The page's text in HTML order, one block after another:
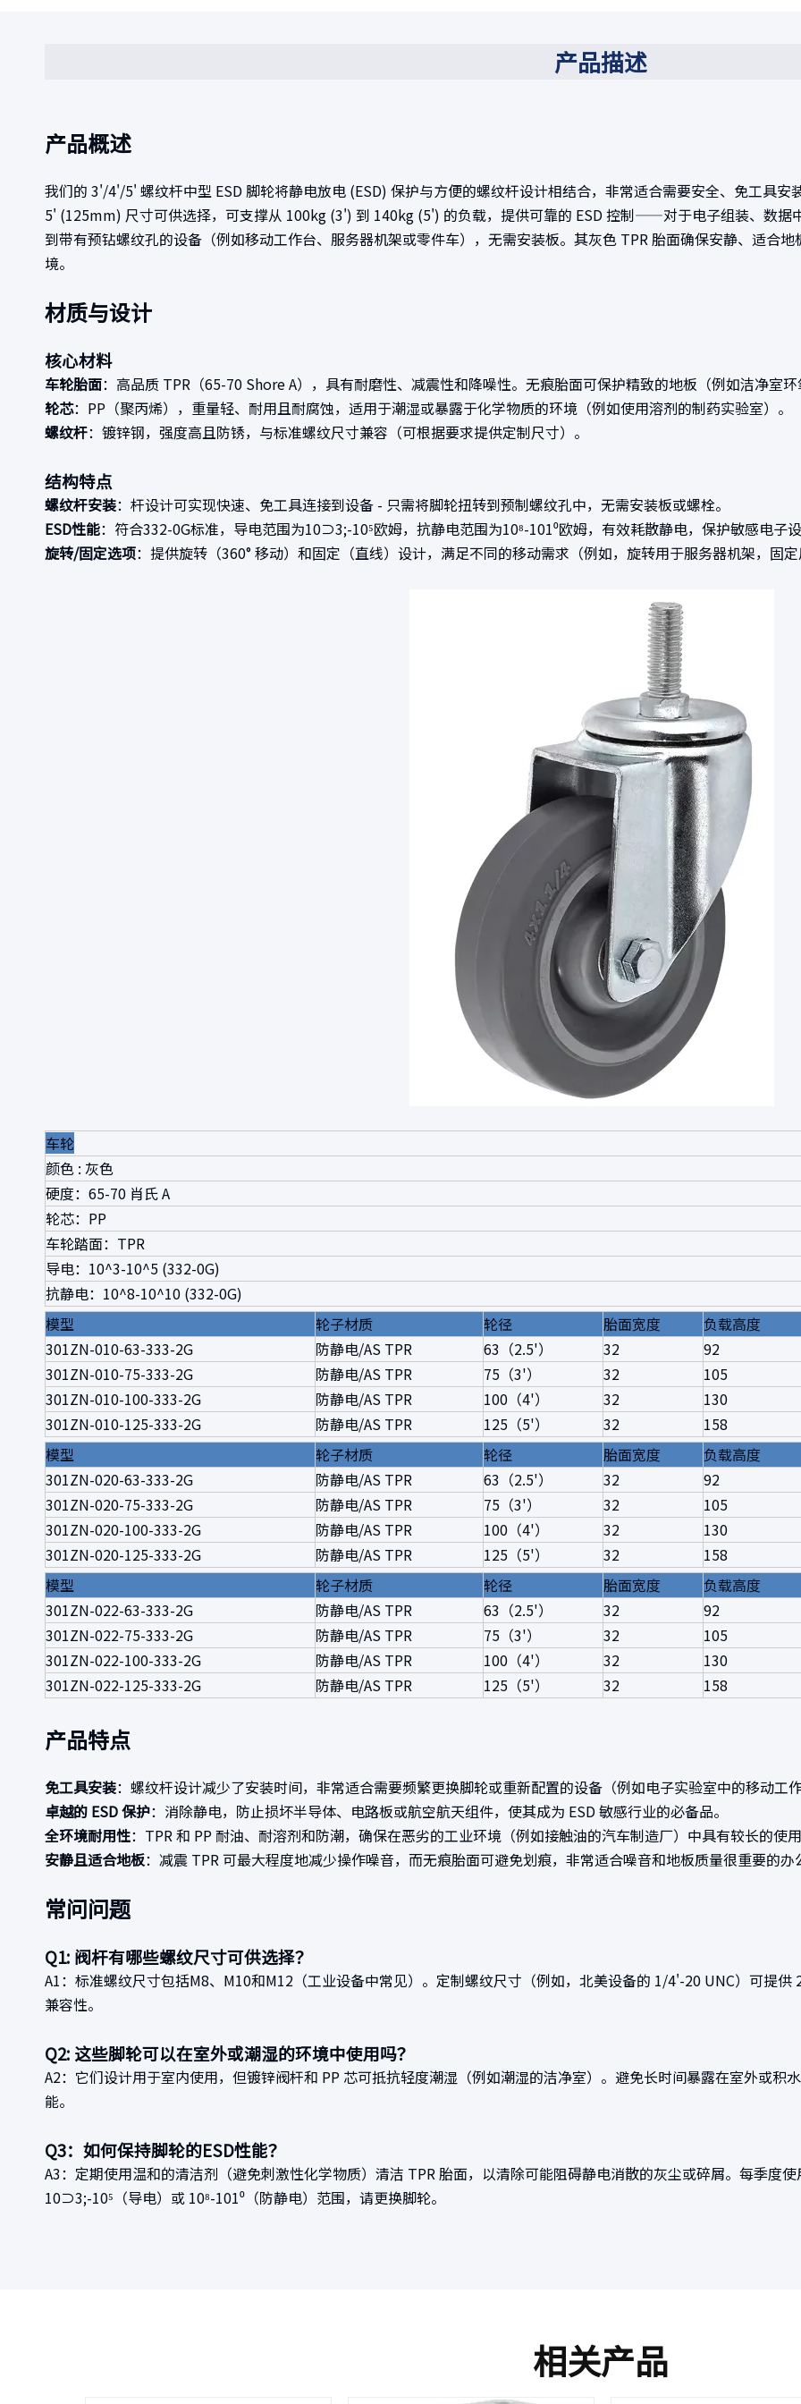
产品描述
产品概述
我们的 3'/4'/5' 螺纹杆中型 ESD 脚轮将静电放电 (ESD) 保护与方便的螺纹杆设计相结合，非常适合需要安全、免工具
5' (125mm) 尺寸可供选择，可支撑从 100kg (3') 到 140kg (5') 的负载，提供可靠的 ESD 控制——对于电子组装、数据
到带有预钻螺纹孔的设备（例如移动工作台、服务器机架或零件车），无需安装板。其灰色 TPR 胎面确保安静、适合
境。
材质与设计
核心材料
车轮胎面：高品质 TPR（65-70 Shore A），具有耐磨性、减震性和降噪性。无痕胎面可保护精致的地板（例如洁净室环
轮芯：PP（聚丙烯），重量轻、耐用且耐腐蚀，适用于潮湿或暴露于化学物质的环境（例如使用溶剂的制药实验室）。
螺纹杆：镀锌钢，强度高且防锈，与标准螺纹尺寸兼容（可根据要求提供定制尺寸）。
结构特点
螺纹杆安装：杆设计可实现快速、免工具连接到设备 - 只需将脚轮扭转到预制螺纹孔中，无需安装板或螺栓。
ESD性能：符合332-0G标准，导电范围为10⊃3;-10⁵欧姆，抗静电范围为10⁸-101⁰欧姆，有效耗散静电，保护敏感电子设
旋转/固定选项：提供旋转（360° 移动）和固定（直线）设计，满足不同的移动需求（例如，旋转用于服务器机架，固定
车轮
颜色 : 灰色
硬度：65-70 肖氏 A
轮芯：PP
车轮踏面：TPR
导电：10^3-10^5 (332-0G)
抗静电：10^8-10^10 (332-0G)
模型
轮子材质 轮径 胎面宽度 负载高度
301ZN-010-63-333-2G
防静电/AS TPR 63（2.5'） 32 92
301ZN-010-75-333-2G
防静电/AS TPR 75（3'） 32 105
301ZN-010-100-333-2G
防静电/AS TPR 100（4'） 32 130
301ZN-010-125-333-2G
防静电/AS TPR 125（5'） 32 158
模型
轮子材质 轮径 胎面宽度 负载高度
301ZN-020-63-333-2G
防静电/AS TPR 63（2.5'） 32 92
301ZN-020-75-333-2G
防静电/AS TPR 75（3'） 32 105
301ZN-020-100-333-2G
防静电/AS TPR 100（4'） 32 130
301ZN-020-125-333-2G
防静电/AS TPR 125（5'） 32 158
模型
轮子材质 轮径 胎面宽度 负载高度
301ZN-022-63-333-2G
防静电/AS TPR 63（2.5'） 32 92
301ZN-022-75-333-2G
防静电/AS TPR 75（3'） 32 105
301ZN-022-100-333-2G
防静电/AS TPR 100（4'） 32 130
301ZN-022-125-333-2G
防静电/AS TPR 125（5'） 32 158
产品特点
免工具安装：螺纹杆设计减少了安装时间，非常适合需要频繁更换脚轮或重新配置的设备（例如电子实验室中的移动工作
卓越的 ESD 保护：消除静电，防止损坏半导体、电路板或航空航天组件，使其成为 ESD 敏感行业的必备品。
全环境耐用性：TPR 和 PP 耐油、耐溶剂和防潮，确保在恶劣的工业环境（例如接触油的汽车制造厂）中具有较长的使用
安静且适合地板：减震 TPR 可最大程度地减少操作噪音，而无痕胎面可避免划痕，非常适合噪音和地板质量很重要的办
常问问题
Q1: 阀杆有哪些螺纹尺寸可供选择？
A1：标准螺纹尺寸包括M8、M10和M12（工业设备中常见）。定制螺纹尺寸（例如，北美设备的 1/4'-20 UNC）可提
兼容性。
Q2: 这些脚轮可以在室外或潮湿的环境中使用吗？
A2：它们设计用于室内使用，但镀锌阀杆和 PP 芯可抵抗轻度潮湿（例如潮湿的洁净室）。避免长时间暴露在室外或积
能。
Q3：如何保持脚轮的ESD性能？
A3：定期使用温和的清洁剂（避免刺激性化学物质）清洁 TPR 胎面，以清除可能阻碍静电消散的灰尘或碎屑。每季度
10⊃3;-10⁵（导电）或 10⁸-101⁰（防静电）范围，请更换脚轮。
相关产品